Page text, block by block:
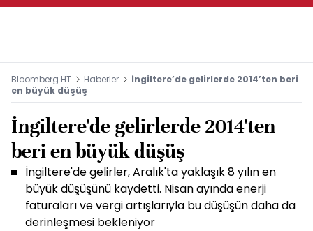
Bloomberg HT Haberler
İngiltere’de gelirlerde 2014’ten beri
en büyük düşüş
İngiltere'de gelirlerde 2014'ten
beri en büyük düşüş
İngiltere'de gelirler, Aralık'ta yaklaşık 8 yılın en
büyük düşüşünü kaydetti. Nisan ayında enerji
faturaları ve vergi artışlarıyla bu düşüşün daha da
derinleşmesi bekleniyor